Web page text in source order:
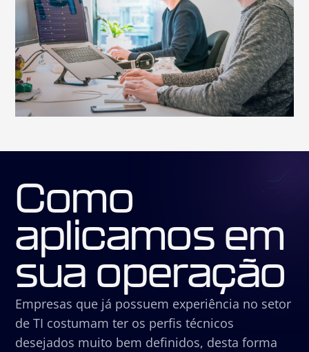
Como
aplicamos em
sua operação
Empresas que já possuem experiência no setor
de TI costumam ter os perfis técnicos
desejados muito bem definidos, desta forma